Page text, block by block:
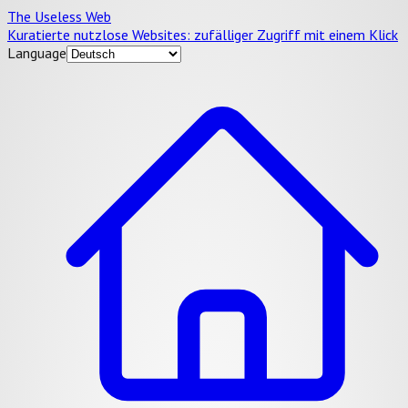
The Useless Web
Kuratierte nutzlose Websites: zufälliger Zugriff mit einem Klick
Language